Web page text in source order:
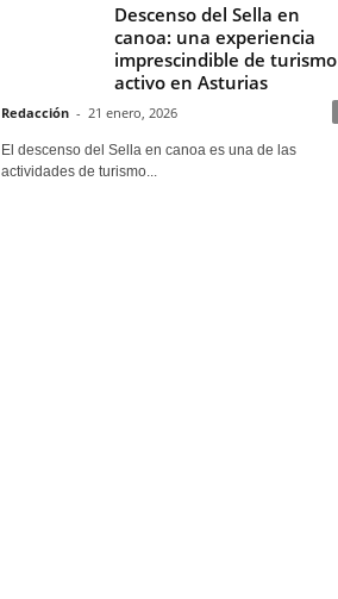
Descenso del Sella en
canoa: una experiencia
imprescindible de turismo
activo en Asturias
Redacción - 21 enero, 2026
El descenso del Sella en canoa es una de las
actividades de turismo...